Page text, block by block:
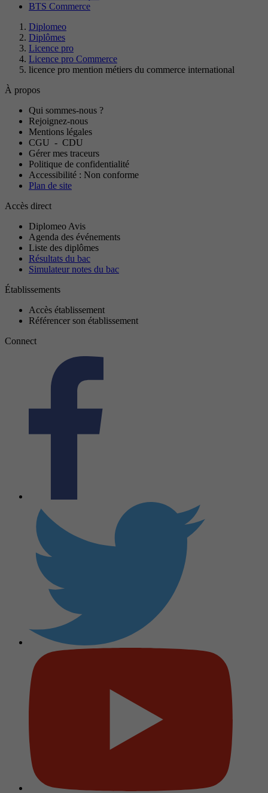
BTS Commerce
Diplomeo
Diplômes
Licence pro
Licence pro Commerce
licence pro mention métiers du commerce international
À propos
Qui sommes-nous ?
Rejoignez-nous
Mentions légales
CGU - CDU
Gérer mes traceurs
Politique de confidentialité
Accessibilité : Non conforme
Plan de site
Accès direct
Diplomeo Avis
Agenda des événements
Liste des diplômes
Résultats du bac
Simulateur notes du bac
Établissements
Accès établissement
Référencer son établissement
Connect